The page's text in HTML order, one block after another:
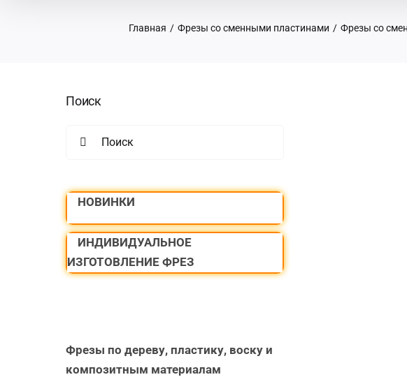
Главная / Фрезы со сменными пластинами / Фрезы со
Поиск
НОВИНКИ
ИНДИВИДУАЛЬНОЕ
ИЗГОТОВЛЕНИЕ ФРЕЗ
Фрезы по дереву, пластику, воску и
композитным материалам